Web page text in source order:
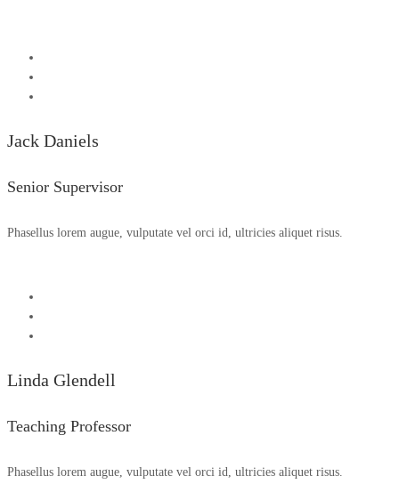
Jack Daniels
Senior Supervisor
Phasellus lorem augue, vulputate vel orci id, ultricies aliquet risus.
Linda Glendell
Teaching Professor
Phasellus lorem augue, vulputate vel orci id, ultricies aliquet risus.